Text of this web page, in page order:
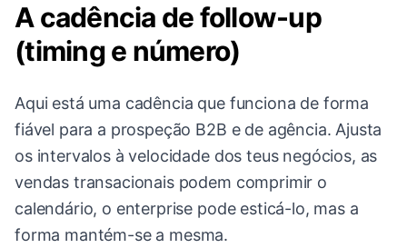
A cadência de follow-up
(timing e número)
Aqui está uma cadência que funciona de forma
fiável para a prospeção B2B e de agência. Ajusta
os intervalos à velocidade dos teus negócios, as
vendas transacionais podem comprimir o
calendário, o enterprise pode esticá-lo, mas a
forma mantém-se a mesma.